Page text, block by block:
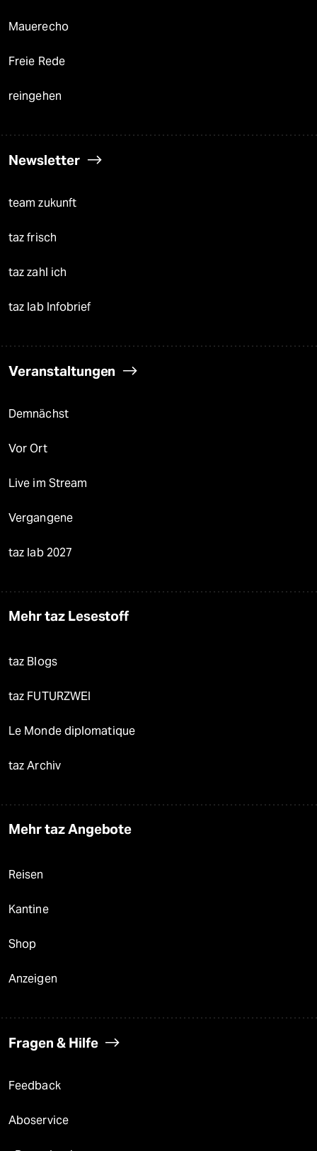
Mauerecho
Freie Rede
reingehen
Newsletter
team zukunft
taz frisch
taz zahl ich
taz lab Infobrief
Veranstaltungen
Demnächst
Vor Ort
Live im Stream
Vergangene
taz lab 2027
Mehr taz Lesestoff
taz Blogs
taz FUTURZWEI
Le Monde diplomatique
taz Archiv
Mehr taz Angebote
Reisen
Kantine
Shop
Anzeigen
Fragen & Hilfe
Feedback
Aboservice